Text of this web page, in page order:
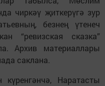
чиркәү җиткерүгә зур
безнең үтенеч
“ревизская сказка”
Архив материаллары
саклана.
Наратасты